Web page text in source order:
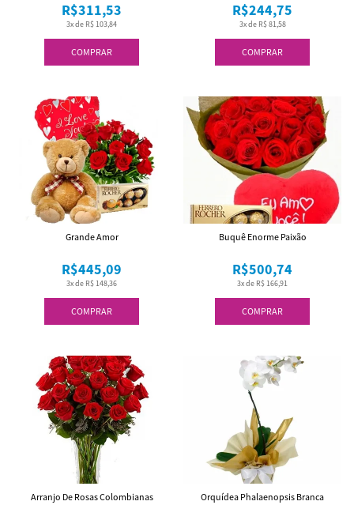
COMPRAR
3x de R$ 103,84
R$311,53
COMPRAR
3x de R$ 81,58
R$244,75
COMPRAR
3x de R$ 148,36
R$445,09
Grande Amor
COMPRAR
3x de R$ 166,91
R$500,74
Buquê Enorme Paixão
Arranjo De Rosas Colombianas
Orquídea Phalaenopsis Branca